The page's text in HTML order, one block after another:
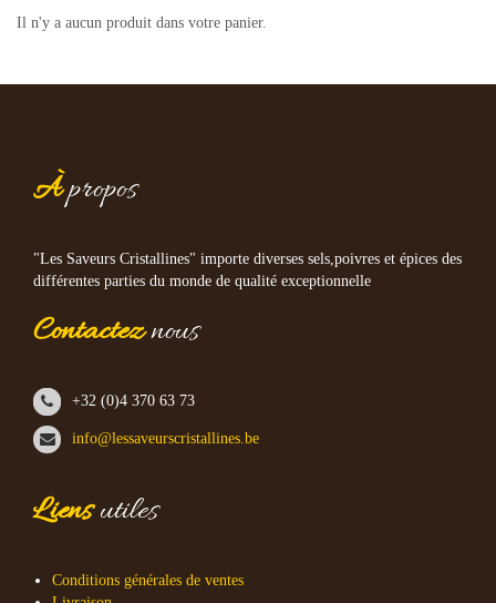
Il n'y a aucun produit dans votre panier.
Àpropos
"Les Saveurs Cristallines" importe diverses sels,poivres et épices des
différentes parties du monde de qualité exceptionnelle
Contacteznous
+32 (0)4 370 63 73
info@lessaveurscristallines.be
Liensutiles
Conditions générales de ventes